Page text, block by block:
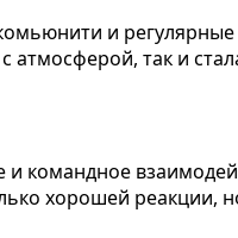
и
атмосферой, так и
командное
хорошей